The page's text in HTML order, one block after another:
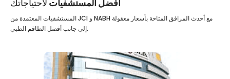
أفضل المستشفيات لاحتياجاتك
المستشفيات المعتمدة من JCI و NABH مع أحدث المرافق المتاحة بأسعار معقولة
إلى جانب أفضل الطاقم الطبي.